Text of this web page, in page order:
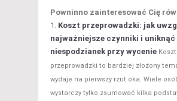
Powninno zainteresować Cię
Koszt przeprowadzki: jak
najważniejsze czynniki i uniknąć
niespodzianek przy wycenie Koszt
przeprowadzki to bardziej złożony
wydaje na pierwszy rzut oka. Wiele
wystarczy tylko zsumować kilka